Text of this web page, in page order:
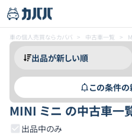
車の個人売買ならカババ > 中古車一覧 >
この条件
MINI ミニ の中古車一
出品中のみ